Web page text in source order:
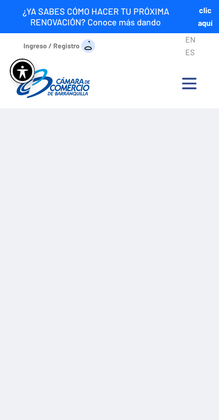
¿YA SABES CÓMO HACER TU PRÓXIMA
RENOVACIÓN? Conoce más dando
clic
aquí
Ingreso / Registro
EN
ES